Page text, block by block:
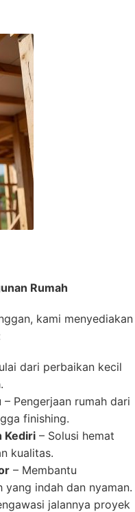
Rumah
kami menyediakan
dari perbaikan kecil
– Pengerjaan rumah dari
finishing.
Kediri – Solusi hemat
kualitas.
– Membantu
yang indah dan nyaman.
jalannya proyek